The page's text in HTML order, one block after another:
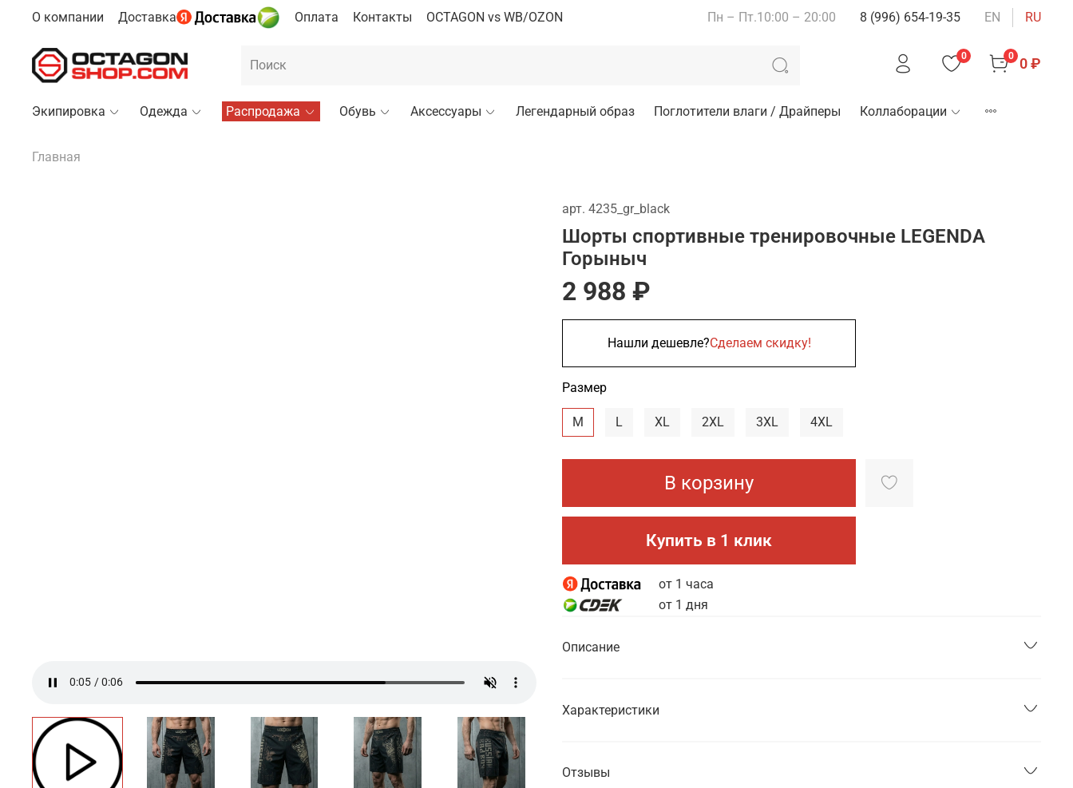
О компании Доставка Оплата Контакты OCTAGON vs WB/OZON Пн – Пт.10:00 – 20:00 8 (996) 654-19-35 EN RU
0 0 0 ₽
Экипировка Одежда Распродажа Обувь Аксессуары Легендарный образ Поглотители влаги / Драйперы Коллаборации
Главная
арт. 4235_gr_black
Шорты спортивные тренировочные LEGENDA
Горыныч
2 988 ₽
Нашли дешевле?Сделаем скидку!
В корзину
Купить в 1 клик
от 1 часа
от 1 дня
Размер
M L XL 2XL 3XL 4XL
Описание
Характеристики
Отзывы